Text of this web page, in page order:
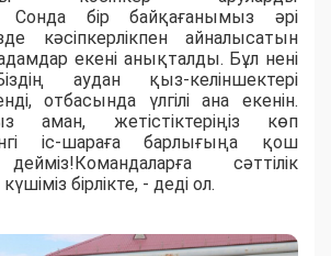
Сонда бір байқағанымыз әрі
кәсіпкерлікпен айналысатын
екені анықталды. Бұл нені
аудан қыз-келіншектері
отбасында үлгілі ана екенін.
аман, жетістіктеріңіз көп
іс-шараға барлығыңа қош
сәттілік
бірлікте, - деді ол.